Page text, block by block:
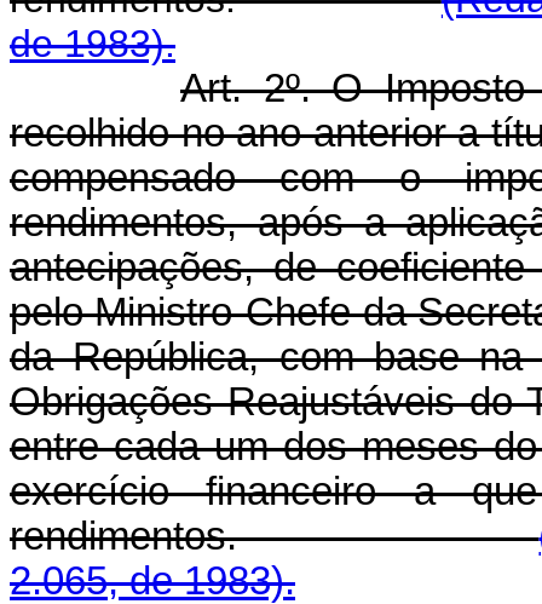
de 1983).
Art. 2º. O
recolhido no ano anterior a
compensado com o
rendimentos, após a
antecipações, de
pelo Ministro-Chefe da
da República, com base
Obrigações Reajustáveis do
entre cada um dos meses
exercício financeiro a
rendimentos.
2.065, de 1983).